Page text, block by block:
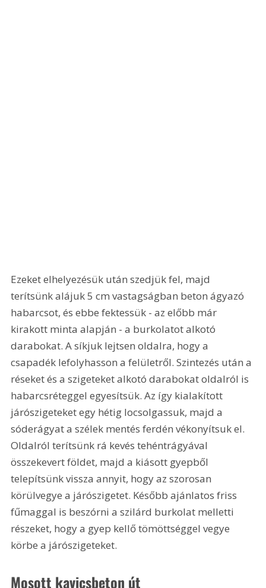
Ezeket elhelyezésük után szedjük fel, majd
terítsünk alájuk 5 cm vastagságban beton ágyazó
habarcsot, és ebbe fektessük - az előbb már
kirakott minta alapján - a burkolatot alkotó
darabokat. A síkjuk lejtsen oldalra, hogy a
csapadék lefolyhasson a felületről. Szintezés után a
réseket és a szigeteket alkotó darabokat oldalról is
habarcsréteggel egyesítsük. Az így kialakított
járószigeteket egy hétig locsolgassuk, majd a
sóderágyat a szélek mentés ferdén vékonyítsuk el.
Oldalról terítsünk rá kevés tehéntrágyával
összekevert földet, majd a kiásott gyepből
telepítsünk vissza annyit, hogy az szorosan
körülvegye a járószigetet. Később ajánlatos friss
fűmaggal is beszórni a szilárd burkolat melletti
részeket, hogy a gyep kellő tömöttséggel vegye
körbe a járószigeteket.
Mosott kavicsbeton út